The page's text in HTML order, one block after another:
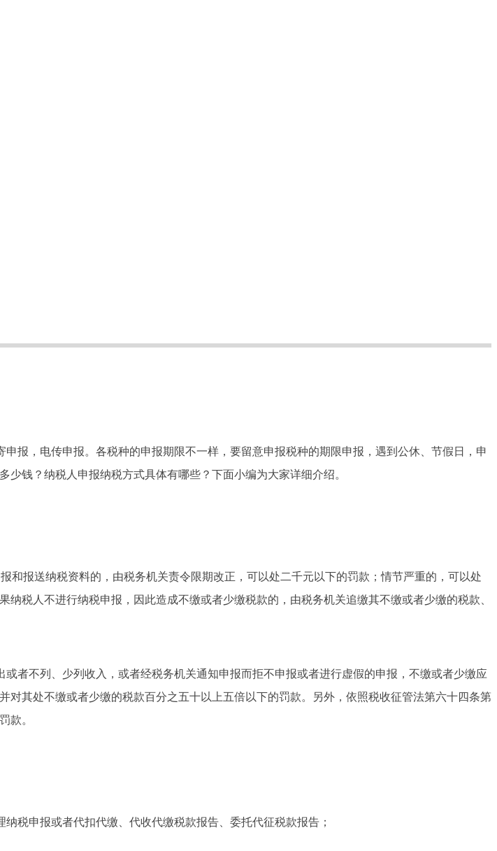
报，电传申报。各税种的申报期限不一样，要留意申报税种的期限申报，遇到公休、节假日，申
钱？纳税人申报纳税方式具体有哪些？下面小编为大家详细介绍。
报送纳税资料的，由税务机关责令限期改正，可以处二千元以下的罚款；情节严重的，可以处
税人不进行纳税申报，因此造成不缴或者少缴税款的，由税务机关追缴其不缴或者少缴的税款、
者不列、少列收入，或者经税务机关通知申报而拒不申报或者进行虚假的申报，不缴或者少缴应
其处不缴或者少缴的税款百分之五十以上五倍以下的罚款。另外，依照税收征管法第六十四条第
款。
税申报或者代扣代缴、代收代缴税款报告、委托代征税款报告；